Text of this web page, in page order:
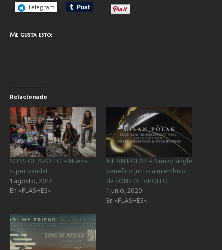
Telegram
Me gusta esto:
Relacionado
SONS OF APOLLO – Nueva
super banda!
1 agosto, 2017
En «FLASHES»
MILAN POLAK – Nuevo single
benéfico junto a miembros
de SONS OF APOLLO
1 junio, 2020
En «FLASHES»